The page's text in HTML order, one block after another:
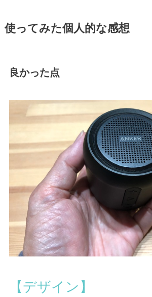
使ってみた個人的な感想
良かった点
【デザイン】